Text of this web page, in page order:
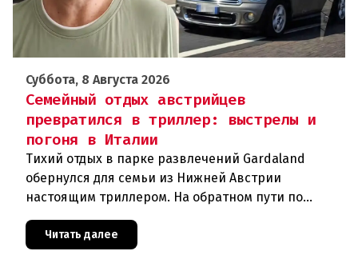
Суббота, 8 Августа 2026
Семейный отдых австрийцев
превратился в триллер: выстрелы и
погоня в Италии
Тихий отдых в парке развлечений Gardaland
обернулся для семьи из Нижней Австрии
настоящим триллером. На обратном пути по
подверглась обстрелу, за которым
Читать далее